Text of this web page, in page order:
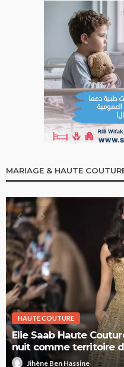
MARIAGE & HAUTE
HAUTE COUTURE
Elie Saab Haute
nuit comme territoire
Jihène Ben Hassine